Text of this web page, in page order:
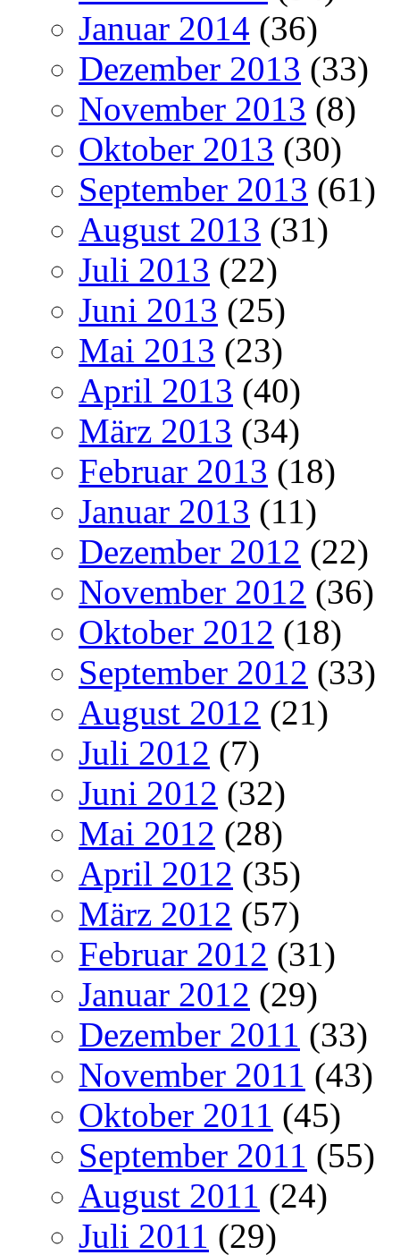
Januar 2014 (36)
Dezember 2013 (33)
November 2013 (8)
Oktober 2013 (30)
September 2013 (61)
August 2013 (31)
Juli 2013 (22)
Juni 2013 (25)
Mai 2013 (23)
April 2013 (40)
März 2013 (34)
Februar 2013 (18)
Januar 2013 (11)
Dezember 2012 (22)
November 2012 (36)
Oktober 2012 (18)
September 2012 (33)
August 2012 (21)
Juli 2012 (7)
Juni 2012 (32)
Mai 2012 (28)
April 2012 (35)
März 2012 (57)
Februar 2012 (31)
Januar 2012 (29)
Dezember 2011 (33)
November 2011 (43)
Oktober 2011 (45)
September 2011 (55)
August 2011 (24)
Juli 2011 (29)